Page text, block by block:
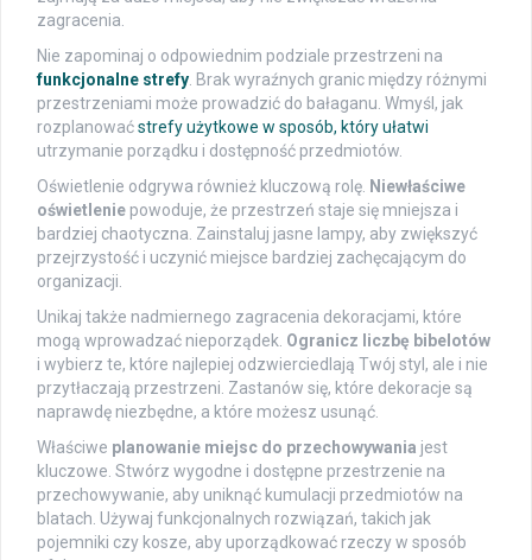
zagracenia.
Nie zapominaj o odpowiednim podziale przestrzeni na
funkcjonalne strefy . Brak wyraźnych granic między różnymi
przestrzeniami może prowadzić do bałaganu. Wmyśl, jak
rozplanowaćstrefy użytkowe w sposób, który ułatwi
utrzymanie porządku i dostępność przedmiotów.
Oświetlenie odgrywa również kluczową rolę. Niewłaściwe
oświetlenie powoduje, że przestrzeń staje się mniejsza i
bardziej chaotyczna. Zainstaluj jasne lampy, aby zwiększyć
przejrzystość i uczynić miejsce bardziej zachęcającym do
organizacji.
Unikaj także nadmiernego zagracenia dekoracjami, które
mogą wprowadzać nieporządek. Ogranicz liczbę bibelotów
i wybierz te, które najlepiej odzwierciedlają Twój styl, ale i nie
przytłaczają przestrzeni. Zastanów się, które dekoracje są
naprawdę niezbędne, a które możesz usunąć.
Właściwe planowanie miejsc do przechowywania jest
kluczowe. Stwórz wygodne i dostępne przestrzenie na
przechowywanie, aby uniknąć kumulacji przedmiotów na
blatach. Używaj funkcjonalnych rozwiązań, takich jak
pojemniki czy kosze, aby uporządkować rzeczy w sposób